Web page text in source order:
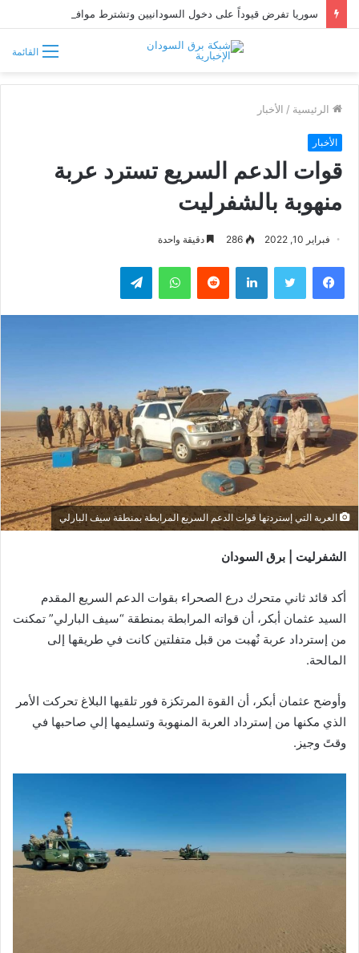
القائمة
الرئيسية / الأخبار
الأخبار
قوات الدعم السريع تسترد عربة
منهوبة بالشفرليت
فبراير 10, 2022 286 دقيقة واحدة
فيسبوك تويتر لينكدإن واتساب تيلقرام
العربة التي إستردتها قوات الدعم السريع المرابطة بمنطقة سيف البارلي
الشفرليت | برق السودان
أكد قائد ثاني متحرك درع الصحراء بقوات الدعم السريع المقدم
السيد عثمان أبكر، أن قواته المرابطة بمنطقة “سيف البارلي” تمكنت
من إسترداد عربة نٌهبت من قبل متفلتين كانت في طريقها إلى
المالحة.
وأوضح عثمان أبكر، أن القوة المرتكزة فور تلقيها البلاغ تحركت الأمر
الذي مكنها من إسترداد العربة المنهوبة وتسليمها إلي صاحبها في
وقتً وجيز.